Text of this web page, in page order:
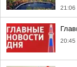
21:06
20:45